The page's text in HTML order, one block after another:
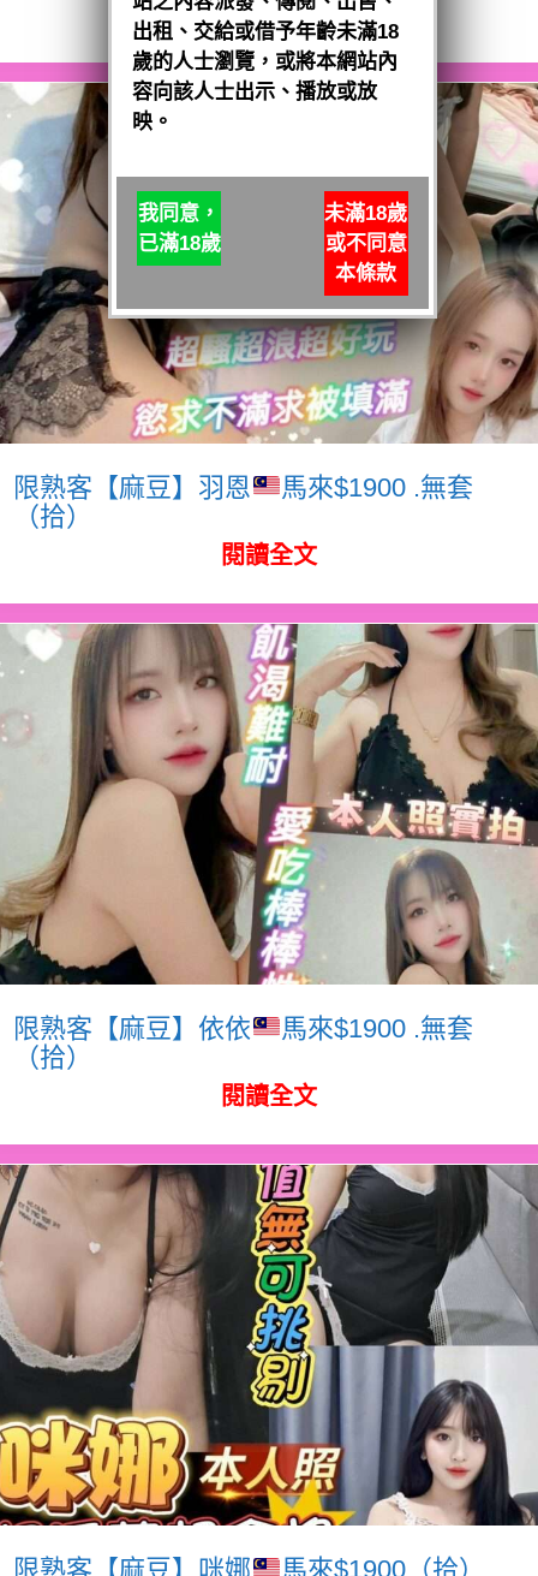
閱讀全文
限熟客【麻豆】羽恩
馬來$1900 .無套
（拾）
閱讀全文
限熟客【麻豆】依依
馬來$1900 .無套
（拾）
閱讀全文
限熟客【麻豆】咪娜 馬來$1900（拾）
出租、交給或借予年齡未滿18
歲的人士瀏覽，或將本網站內
容向該人士出示、播放或放
映。
我同意，
已滿18歲
未滿18歲
或不同意
本條款